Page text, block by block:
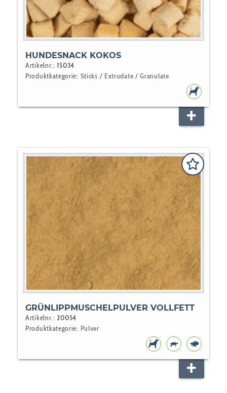
HUNDESNACK KOKOS
Artikelnr.:15034
Produktkategorie: Sticks / Extrudate / Granulate
GRÜNLIPPMUSCHELPULVER VOLLFETT
Artikelnr.: 20054
Produktkategorie: Pulver
HUNDEFUTTER
REPTILIEN